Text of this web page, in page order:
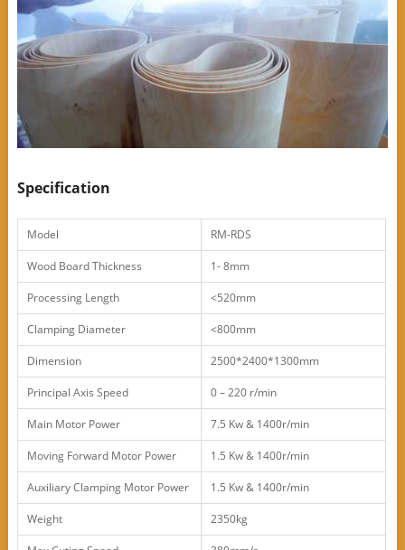
Specification
Model RM-RDS
Wood Board Thickness 1- 8mm
Processing Length <520mm
Clamping Diameter <800mm
Dimension 2500*2400*1300mm
Principal Axis Speed 0 – 220 r/min
Main Motor Power 7.5 Kw & 1400r/min
Moving Forward Motor Power 1.5 Kw & 1400r/min
Auxiliary Clamping Motor Power 1.5 Kw & 1400r/min
Weight 2350kg